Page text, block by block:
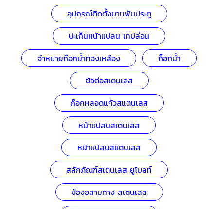
อุปกรณ์ติดตั้งบานพับประตู
ปะเก็นหน้าแปลน เทปล่อน
จำหน่ายก๊อกน้ำทองเหลือง
ก็อกน้ำ
ข้อต่อสเตนเลส
ก๊อกหลอดแก้วสแตนเลส
หน้าแปลนสเตนเลส
หน้าแปลนสแตนเลส
สลักภัณฑ์สเตนเลส ยูโบลท์
ข้องอสามทาง สเตนเลส